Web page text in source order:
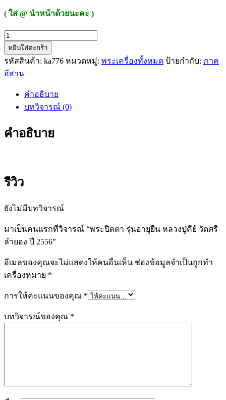
( ใส่ @ นำหน้าด้วยนะคะ )
จำนวน
พระ
ปิด
ตา
ปู่
ศรี
ลำยอง
2556
หยิบใส่ตะกร้า
รหัสสินค้า: ka776 หมวดหมู่: พระเครื่องทั้งหมด ป้ายกำกับ: ภาค
อีสาน
คำอธิบาย
บทวิจารณ์ (0)
คำอธิบาย
รีวิว
ยังไม่มีบทวิจารณ์
มาเป็นคนแรกที่วิจารณ์ “พระปิดตา รุ่นอายุยืน หลวงปู่คีย์ วัดศรี
ลำยอง ปี 2556”
อีเมลของคุณจะไม่แสดงให้คนอื่นเห็น ช่องข้อมูลจำเป็นถูกทำ
เครื่องหมาย *
การให้คะแนนของคุณ *
บทวิจารณ์ของคุณ *